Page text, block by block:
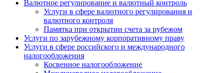
Валютное регулирование и валютный контроль
Услуги в сфере валютного регулирования и
валютного контроля
Памятка при открытии счета за рубежом
Услуги по зарубежному корпоративному праву
Услуги в сфере российского и международного
налогообложения
Косвенное налогообложение